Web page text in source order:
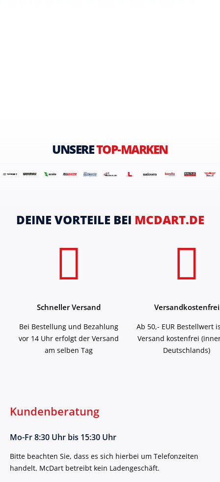
UNSERETOP-MARKEN
DEINE VORTEILE BEI MCDART.DE
Schneller Versand
Bei Bestellung und Bezahlung
vor 14 Uhr erfolgt der Versand
am selben Tag
Versandkostenfrei
Ab 50,- EUR Bestellwert
Versand kostenfrei
Deutschlands)
Kundenberatung
Mo-Fr 8:30 Uhr bis 15:30 Uhr
Bitte beachten Sie, dass es sich hierbei um Telefonzeiten
handelt. McDart betreibt kein Ladengeschäft.